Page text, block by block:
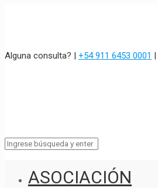
Alguna consulta? | +54 911 6453 0001 |
ASOCIACIÓN